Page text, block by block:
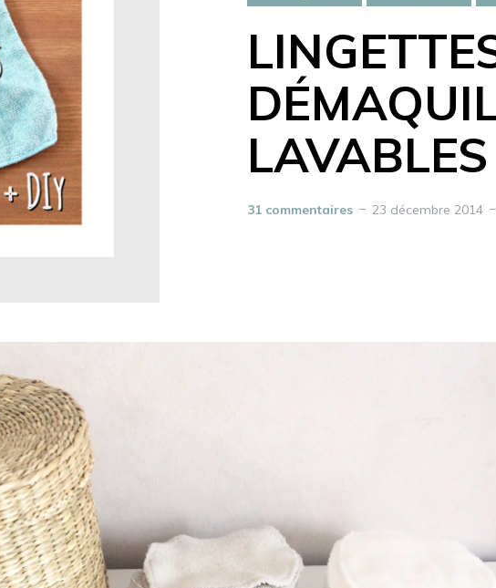
31 commentaires 23 décembre 2014